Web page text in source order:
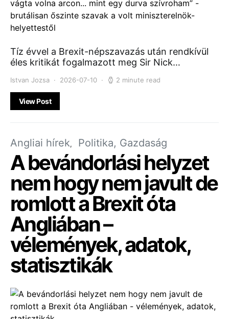
Tíz évvel a Brexit-népszavazás után rendkívül
éles kritikát fogalmazott meg Sir Nick…
Istvan Jozsa 2026-07-10 2 minute read
View Post
Angliai hírek Politika, Gazdaság
A bevándorlási helyzet
nem hogy nem javult de
romlott a Brexit óta
Angliában –
vélemények, adatok,
statisztikák